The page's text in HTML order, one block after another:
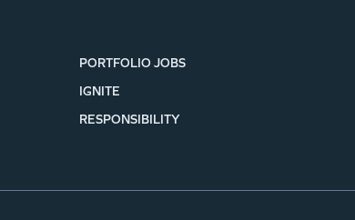
PORTFOLIO JOBS
IGNITE
RESPONSIBILITY